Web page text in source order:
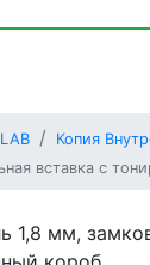
Копия
вставка с
1,8 мм,